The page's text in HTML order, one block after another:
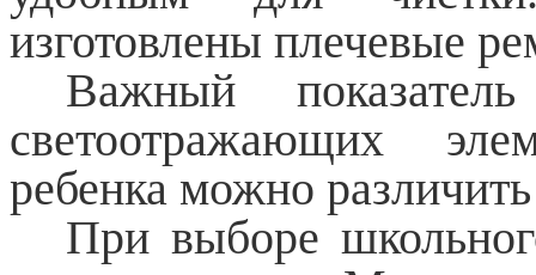
изготовлены плечевые
Важный
светоотражающих
ребенка можно
При выборе